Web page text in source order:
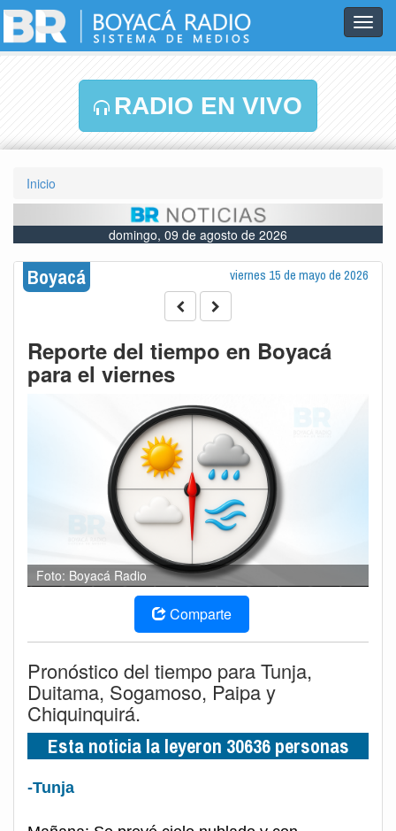
RADIO EN VIVO
Inicio
domingo, 09 de agosto de 2026
Boyacá viernes 15 de mayo de 2026
Reporte del tiempo en Boyacá
para el viernes
Foto: Boyacá Radio
Comparte
Pronóstico del tiempo para Tunja,
Duitama, Sogamoso, Paipa y
Chiquinquirá.
Esta noticia la leyeron 30636 personas
-Tunja